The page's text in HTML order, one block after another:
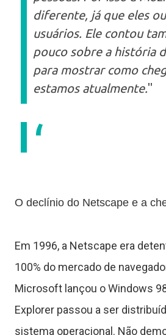
diferente, já que eles
usuários. Ele contou
pouco sobre a história
para mostrar como
estamos atualmente."
O declínio do Netscape e a
Em 1996, a Netscape era
100% do mercado de
Microsoft lançou o Windows
Explorer passou a ser
sistema operacional. Não